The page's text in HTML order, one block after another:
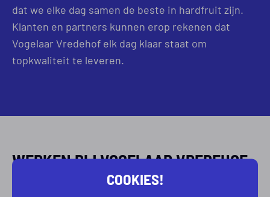
dat we elke dag samen de beste in hardfruit zijn.
Klanten en partners kunnen erop rekenen dat
Vogelaar Vredehof elk dag klaar staat om
topkwaliteit te leveren.
WERKEN BIJ VOGELAAR VREDEHOF
Vogelaar heeft een hecht team van medewerkers.
COOKIES!